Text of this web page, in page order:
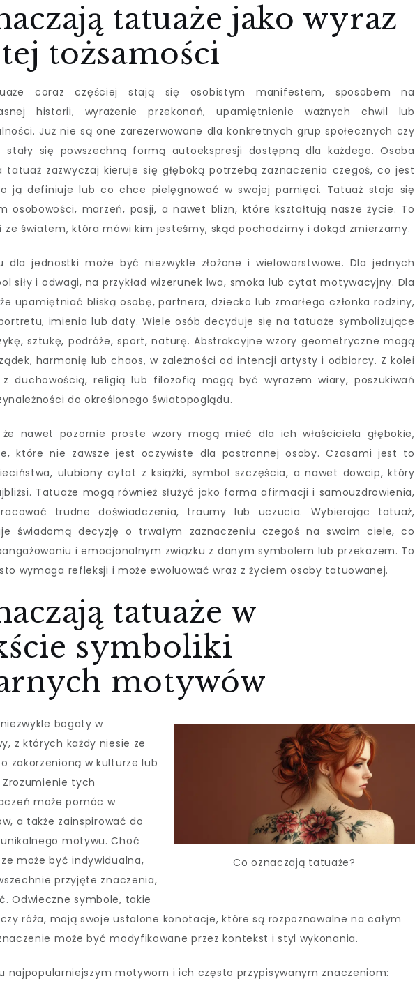
tatuaże jako wyraz
tożsamości
coraz częściej stają się osobistym manifestem, sposobem na
historii, wyrażenie przekonań, upamiętnienie ważnych chwil lub
Już nie są one zarezerwowane dla konkretnych grup społecznych czy
stały się powszechną formą autoekspresji dostępną dla każdego. Osoba
zazwyczaj kieruje się głęboką potrzebą zaznaczenia czegoś, co jest
ją definiuje lub co chce pielęgnować w swojej pamięci. Tatuaż staje się
osobowości, marzeń, pasji, a nawet blizn, które kształtują nasze życie. To
światem, która mówi kim jesteśmy, skąd pochodzimy i dokąd zmierzamy.
dla jednostki może być niezwykle złożone i wielowarstwowe. Dla jednych
siły i odwagi, na przykład wizerunek lwa, smoka lub cytat motywacyjny. Dla
upamiętniać bliską osobę, partnera, dziecko lub zmarłego członka rodziny,
imienia lub daty. Wiele osób decyduje się na tatuaże symbolizujące
sztukę, podróże, sport, naturę. Abstrakcyjne wzory geometryczne mogą
harmonię lub chaos, w zależności od intencji artysty i odbiorcy. Z kolei
duchowością, religią lub filozofią mogą być wyrazem wiary, poszukiwań
do określonego światopoglądu.
nawet pozornie proste wzory mogą mieć dla ich właściciela głębokie,
które nie zawsze jest oczywiste dla postronnej osoby. Czasami jest to
ulubiony cytat z książki, symbol szczęścia, a nawet dowcip, który
Tatuaże mogą również służyć jako forma afirmacji i samouzdrowienia,
trudne doświadczenia, traumy lub uczucia. Wybierając tatuaż,
świadomą decyzję o trwałym zaznaczeniu czegoś na swoim ciele, co
i emocjonalnym związku z danym symbolem lub przekazem. To
wymaga refleksji i może ewoluować wraz z życiem osoby tatuowanej.
tatuaże w
symboliki
motywów
Co oznaczają tatuaże?
bogaty w
z których każdy niesie ze
zakorzenioną w kulturze lub
tych
może pomóc w
a także zainspirować do
motywu. Choć
może być indywidualna,
przyjęte znaczenia,
Odwieczne symbole, takie
róża, mają swoje ustalone konotacje, które są rozpoznawalne na całym
może być modyfikowane przez kontekst i styl wykonania.
najpopularniejszym motywom i ich często przypisywanym znaczeniom: